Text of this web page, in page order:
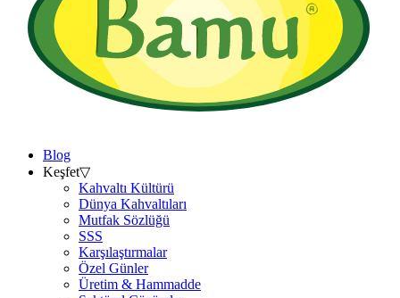
Blog
Keşfet▽
Kahvaltı Kültürü
Dünya Kahvaltıları
Mutfak Sözlüğü
SSS
Karşılaştırmalar
Özel Günler
Üretim & Hammadde